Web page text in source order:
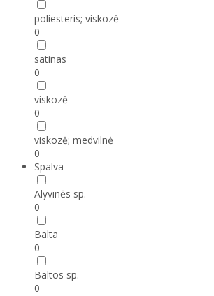
poliesteris; viskozė
0
satinas
0
viskozė
0
viskozė; medvilnė
0
Spalva
Alyvinės sp.
0
Balta
0
Baltos sp.
0